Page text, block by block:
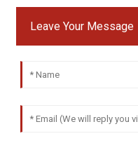
Leave Your Message